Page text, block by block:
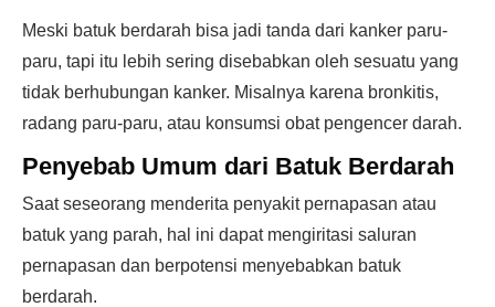
Meski batuk berdarah bisa jadi tanda dari kanker paru-
paru, tapi itu lebih sering disebabkan oleh sesuatu yang
tidak berhubungan kanker. Misalnya karena bronkitis,
radang paru-paru, atau konsumsi obat pengencer darah.
Penyebab Umum dari Batuk Berdarah
Saat seseorang menderita penyakit pernapasan atau
batuk yang parah, hal ini dapat mengiritasi saluran
pernapasan dan berpotensi menyebabkan batuk
berdarah.